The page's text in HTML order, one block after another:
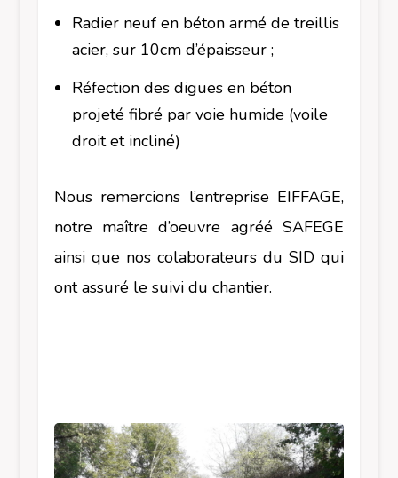
Radier neuf en béton armé de treillis
acier, sur 10cm d’épaisseur ;
Réfection des digues en béton
projeté fibré par voie humide (voile
droit et incliné)
Nous remercions l’entreprise EIFFAGE,
notre maître d’oeuvre agréé SAFEGE
ainsi que nos colaborateurs du SID qui
ont assuré le suivi du chantier.